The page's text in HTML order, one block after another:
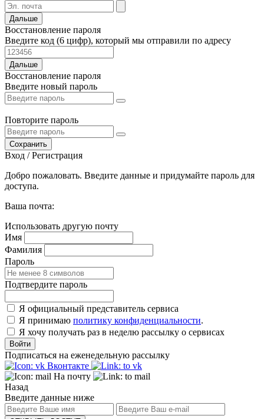
Дальше
Восстановление пароля
Введите код (6 цифр), который мы отправили по адресу
Дальше
Восстановление пароля
Введите новый пароль
Повторите пароль
Сохранить
Вход / Регистрация
Добро пожаловать. Введите данные и придумайте пароль для
доступа.
Ваша почта:
Использовать другую почту
Имя
Фамилия
Пароль
Подтвердите пароль
Я официальный представитель сервиса
Я принимаю политику конфиденциальности.
Я хочу получать раз в неделю рассылку о сервисах
Войти
Подписаться на еженедельную рассылку
Вконтакте
На почту
Назад
Введите данные ниже